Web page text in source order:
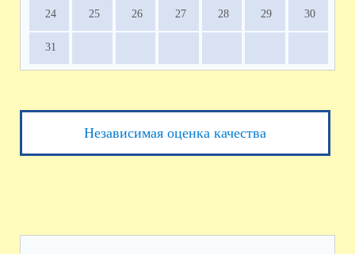
24 25 26 27 28 29 30
31
Независимая оценка качества